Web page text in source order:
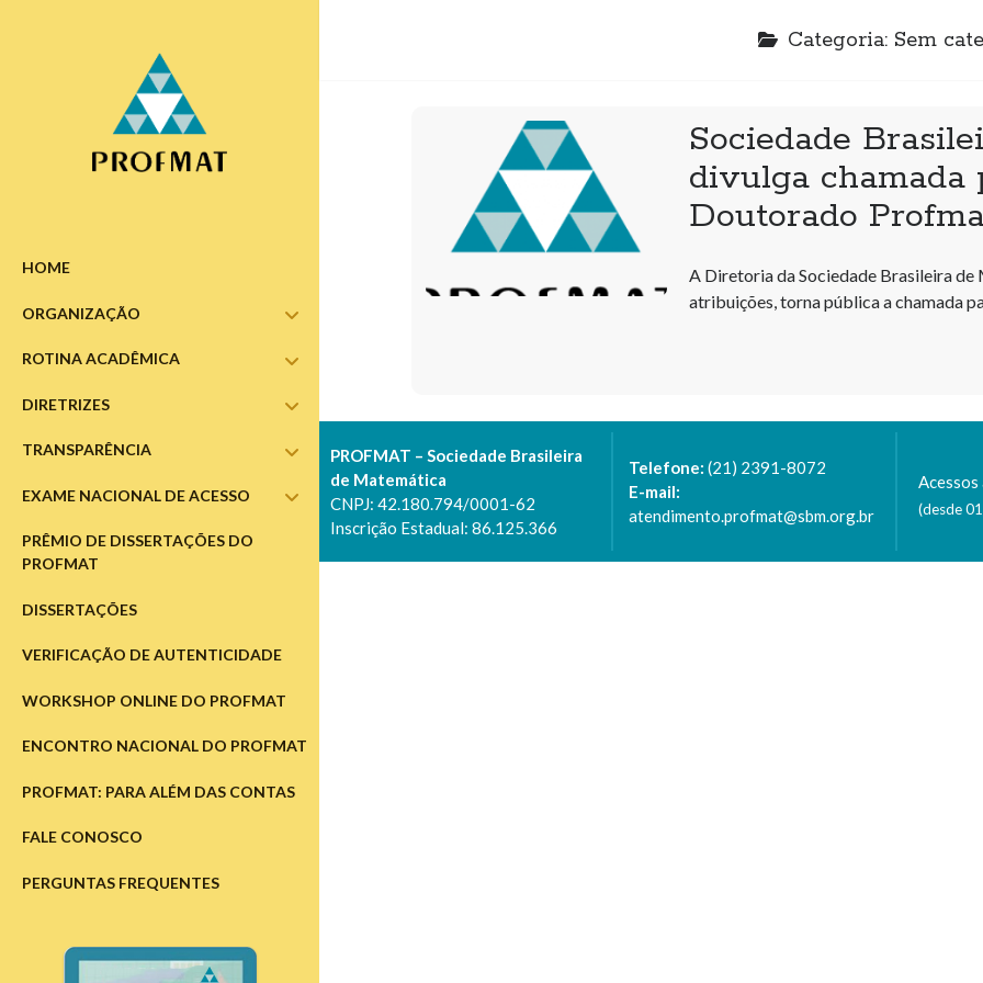
HOME
ORGANIZAÇÃO
abrir
ROTINA ACADÊMICA
abrir
DIRETRIZES
abrir
submenu
TRANSPARÊNCIA
abrir
submenu
EXAME NACIONAL DE ACESSO
abrir
submenu
PRÊMIO DE DISSERTAÇÕES DO
PROFMAT
DISSERTAÇÕES
VERIFICAÇÃO DE AUTENTICIDADE
WORKSHOP ONLINE DO PROFMAT
ENCONTRO NACIONAL DO PROFMAT
PROFMAT: PARA ALÉM DAS CONTAS
FALE CONOSCO
PERGUNTAS FREQUENTES
Barra
Categoria: Sem
Sociedade
divulga chamada
Doutorado
A Diretoria da Sociedade Brasileira
atribuições, torna pública a chamada
PROFMAT – Sociedade Brasileira
de Matemática
CNPJ: 42.180.794/0001-62
Inscrição Estadual: 86.125.366
Telefone: (21) 2391-8072
E-mail:
atendimento.profmat@sbm.org.br
(desde